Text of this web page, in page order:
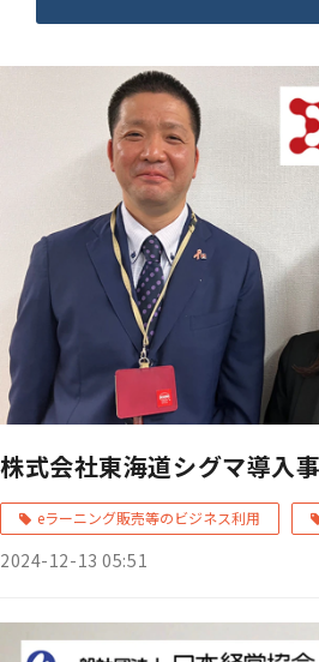
株式会社東海道シグマ導入
eラーニング販売等のビジネス利用
2024-12-13 05:51